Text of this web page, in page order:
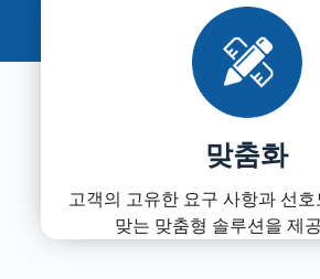
맞춤화
고객의 고유한 요구 사항과 선호
맞는 맞춤형 솔루션을 제